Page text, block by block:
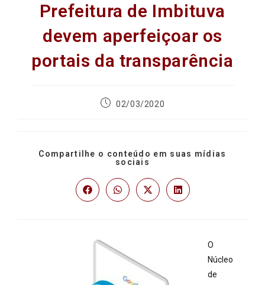
Prefeitura de Imbituva
devem aperfeiçoar os
portais da transparência
02/03/2020
Compartilhe o conteúdo em suas mídias
sociais
O
Núcleo
de